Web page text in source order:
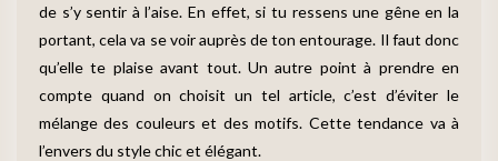
de s’y sentir à l’aise. En effet, si tu ressens une gêne en la
portant, cela va se voir auprès de ton entourage. Il faut donc
qu’elle te plaise avant tout. Un autre point à prendre en
compte quand on choisit un tel article, c’est d’éviter le
mélange des couleurs et des motifs. Cette tendance va à
l’envers du style chic et élégant.